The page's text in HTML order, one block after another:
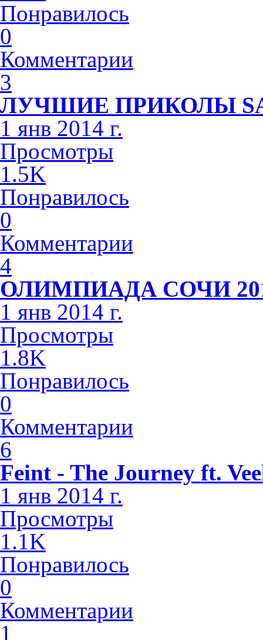
Понравилось
0
Комментарии
3
ЛУЧШИЕ ПРИКОЛЫ
1 янв 2014 г.
Просмотры
1.5K
Понравилось
0
Комментарии
4
ОЛИМПИАДА СОЧИ
1 янв 2014 г.
Просмотры
1.8K
Понравилось
0
Комментарии
6
Feint - The Journey ft.
1 янв 2014 г.
Просмотры
1.1K
Понравилось
0
Комментарии
1